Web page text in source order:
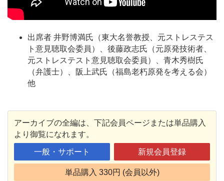
出席者 井野博満氏（東大名誉教授、元ストレステス
ト意見聴取会委員）、後藤政志氏（元原発技術者、
元ストレステスト意見聴取会委員）、青木秀樹氏
（弁護士）、阪上武氏（福島老朽原発を考える会）
他
アーカイブの全編は、下記会員ページまたは単品購入
より御覧になれます。
一般・サポート 新規会員登録
単品購入 330円 (会員以外)